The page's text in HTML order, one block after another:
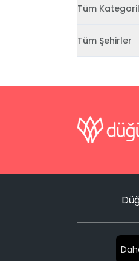
Tüm
Tüm Şehirler